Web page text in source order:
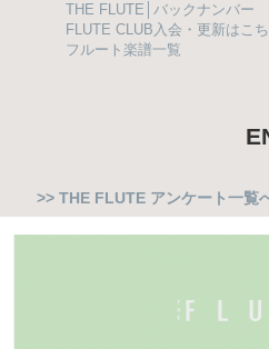
THE FLUTE│バックナンバー
FLUTE CLUB入会・更新はこ
フルート楽譜一覧
>> THE FLUTE アンケート一覧